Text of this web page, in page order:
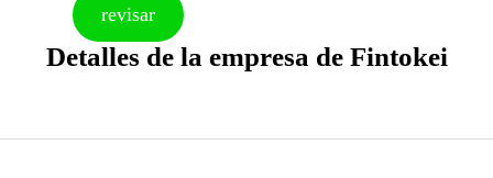
revisar
Detalles de la empresa de Fintokei